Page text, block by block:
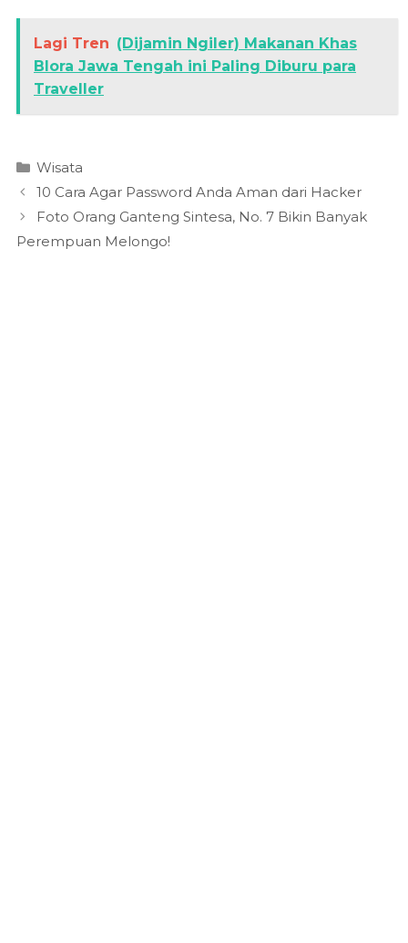
Lagi Tren (Dijamin Ngiler) Makanan Khas
Blora Jawa Tengah ini Paling Diburu para
Traveller
Kategori
Wisata
10 Cara Agar Password Anda Aman dari Hacker
Foto Orang Ganteng Sintesa, No. 7 Bikin Banyak
Perempuan Melongo!